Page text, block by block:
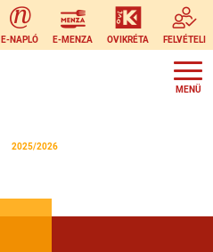
E-NAPLÓ E-MENZA OVIKRÉTA FELVÉTELI
2025/2026